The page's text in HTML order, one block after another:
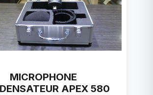
MICROPHONE
APEX 580